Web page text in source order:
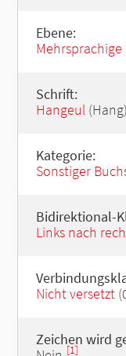
Ebene:
Mehrsprachige
Schrift:
Hangeul(Hang)
Kategorie:
Sonstiger
Bidirektional-
Links nach
Nicht versetzt
Zeichen wird
[1]